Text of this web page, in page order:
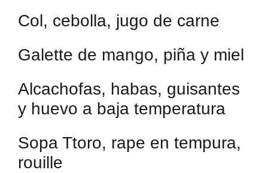
Col, cebolla, jugo de carne
Galette de mango, piña y miel
Alcachofas, habas, guisantes
y huevo a baja temperatura
Sopa Ttoro, rape en tempura,
rouille